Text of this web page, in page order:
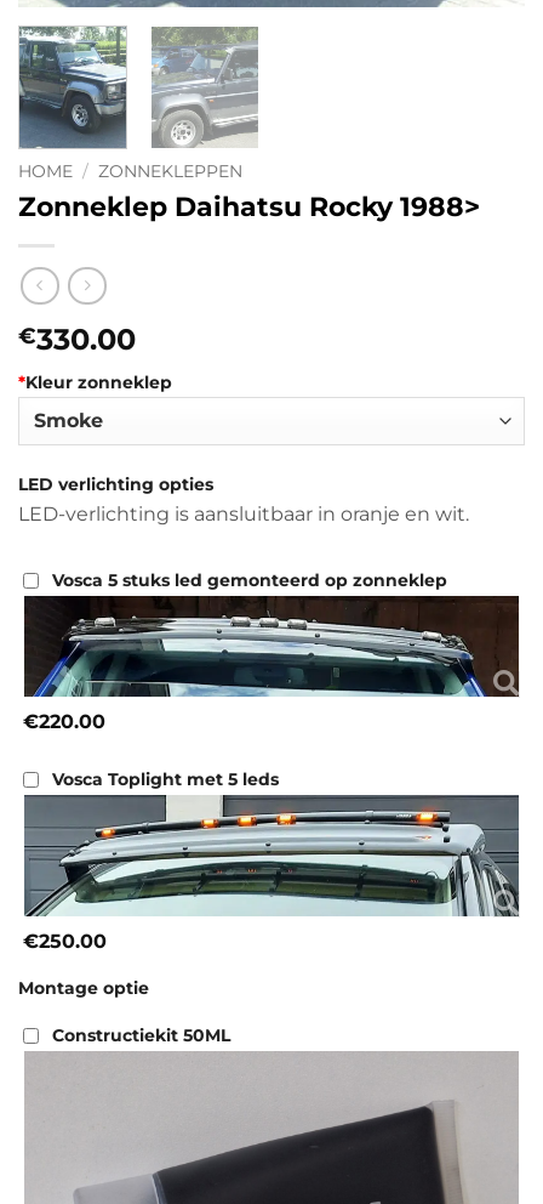
HOME / ZONNEKLEPPEN
Zonneklep Daihatsu Rocky 1988>
€330.00
*Kleur zonneklep
LED verlichting opties
LED-verlichting is aansluitbaar in oranje en wit.
Vosca 5 stuks led gemonteerd op zonneklep
€220.00
Vosca Toplight met 5 leds
€250.00
Montage optie
Constructiekit 50ML